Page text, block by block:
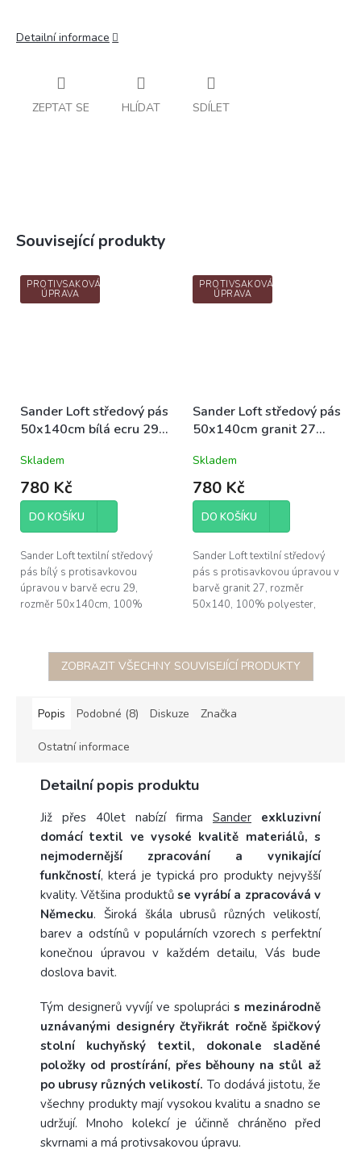
Detailní informace
ZEPTAT SE HLÍDAT SDÍLET
Související produkty
PROTIVSAKOVÁ
ÚPRAVA
Sander Loft středový pás
50x140cm bílá ecru 29
Skladem
780 Kč
DO KOŠÍKU
Sander Loft textilní středový
pás bílý s protisavkovou
úpravou v barvě ecru 29,
rozměr 50x140cm, 100%
+ po lícu pro...
PROTIVSAKOVÁ
ÚPRAVA
Sander Loft středový pás
50x140cm granit 27
Skladem
780 Kč
DO KOŠÍKU
Sander Loft textilní středový
pás s protisavkovou úpravou v
barvě granit 27, rozměr
50x140, 100% polyester,
pro...
ZOBRAZIT VŠECHNY SOUVISEJÍCÍ PRODUKTY
Popis Podobné (8) Diskuze Značka
Ostatní informace
Detailní popis produktu
Již přes 40let nabízí firma Sander
exkluzivní
domácí textil ve vysoké kvalitě materiálů, s
nejmodernější zpracování a vynikající
funkčností, která je typická pro produkty nejvyšší
kvality. Většina produktů se vyrábí a zpracovává v
Německu. Široká škála ubrusů různých velikostí,
barev a odstínů v populárních vzorech s perfektní
konečnou úpravou v každém detailu, Vás bude
doslova bavit.
Tým designerů vyvíjí ve spolupráci s mezinárodně
uznávanými designéry čtyřikrát ročně špičkový
stolní kuchyňský textil, dokonale sladěné
položky od prostírání, přes běhouny na stůl až
po ubrusy různých velikostí. To dodává jistotu, že
všechny produkty mají vysokou kvalitu a snadno se
udržují. Mnoho kolekcí je účinně chráněno před
skvrnami a má protivsakovou úpravu.